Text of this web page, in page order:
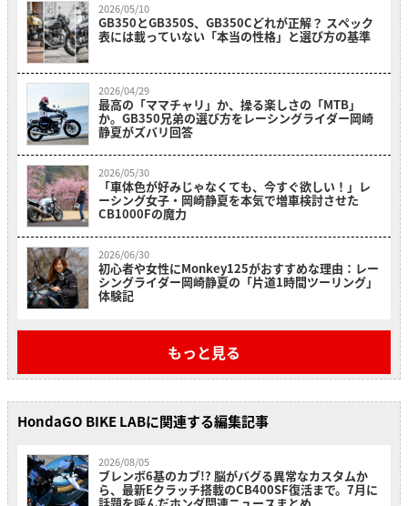
2026/05/10
GB350とGB350S、GB350Cどれが正解？ スペック
表には載っていない「本当の性格」と選び方の基準
2026/04/29
最高の「ママチャリ」か、操る楽しさの「MTB」
か。GB350兄弟の選び方をレーシングライダー岡崎
静夏がズバリ回答
2026/05/30
「車体色が好みじゃなくても、今すぐ欲しい！」レ
ーシング女子・岡崎静夏を本気で増車検討させた
CB1000Fの魔力
2026/06/30
初心者や女性にMonkey125がおすすめな理由：レー
シングライダー岡崎静夏の「片道1時間ツーリング」
体験記
もっと見る
HondaGO BIKE LABに関連する編集記事
2026/08/05
ブレンボ6基のカブ!? 脳がバグる異常なカスタムか
ら、最新Eクラッチ搭載のCB400SF復活まで。7月に